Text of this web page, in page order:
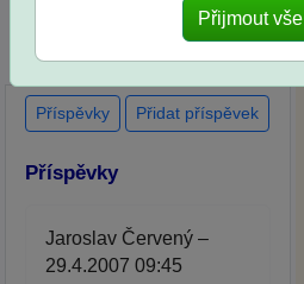
po skutečných přijímacích
zkouškách
Přijmout vše
Příspěvky Přidat příspěvek
Příspěvky
Jaroslav Červený –
29.4.2007 09:45